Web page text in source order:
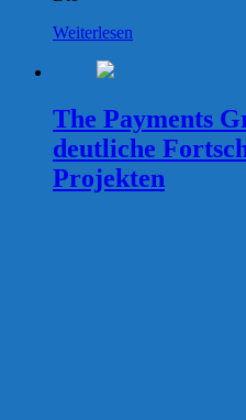
Weiterlesen
The Payments
deutliche
Projekten